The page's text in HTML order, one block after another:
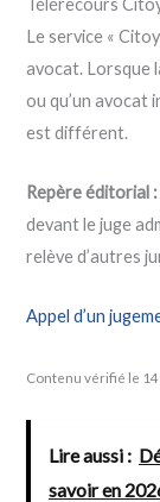
Le service «
avocat. Lorsque
ou qu’un avocat
est différent.
Repère éditorial :
devant le juge
relève d’autres
Appel d’un
Contenu vérifié le
Lire aussi :
savoir en